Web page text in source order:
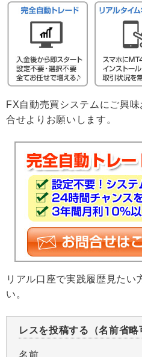
FX自動売買システムにご興
合せよりお願いします。
リアル口座で実践履歴見たい
い。
レスを投稿する（名前省略
名前